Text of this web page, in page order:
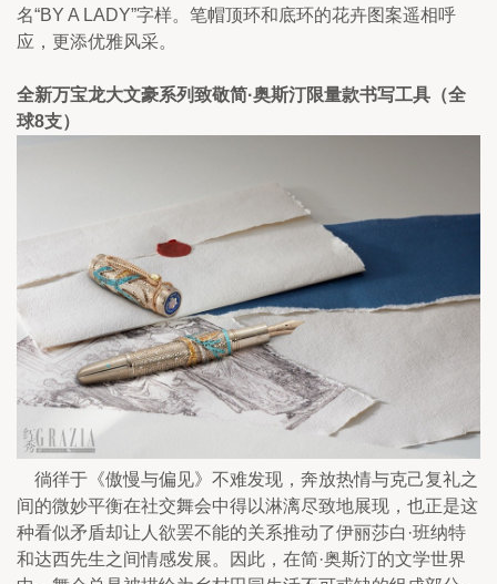
名“BY A LADY”字样。笔帽顶环和底环的花卉图案遥相呼
应，更添优雅风采。
全新万宝龙大文豪系列致敬简·奥斯汀限量款书写工具（全
球8支）
徜徉于《傲慢与偏见》不难发现，奔放热情与克己复礼之
间的微妙平衡在社交舞会中得以淋漓尽致地展现，也正是这
种看似矛盾却让人欲罢不能的关系推动了伊丽莎白·班纳特
和达西先生之间情感发展。因此，在简·奥斯汀的文学世界